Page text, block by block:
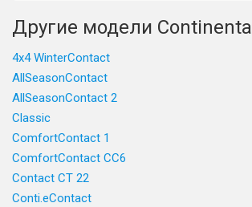
Другие модели Continental
4x4 WinterContact
AllSeasonContact
AllSeasonContact 2
Classic
ComfortContact 1
ComfortContact CC6
Contact CT 22
Conti.eContact